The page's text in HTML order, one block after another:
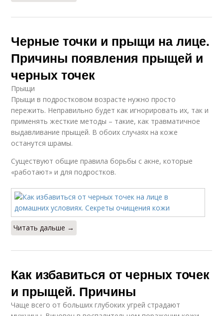
Черные точки и прыщи на лице.
Причины появления прыщей и
черных точек
Прыщи
Прыщи в подростковом возрасте нужно просто
пережить. Неправильно будет как игнорировать их, так и
применять жесткие методы – такие, как травматичное
выдавливание прыщей. В обоих случаях на коже
останутся шрамы.
Существуют общие правила борьбы с акне, которые
«работают» и для подростков.
Читать дальше →
Как избавиться от черных точек
и прыщей. Причины
Чаще всего от больших глубоких угрей страдают